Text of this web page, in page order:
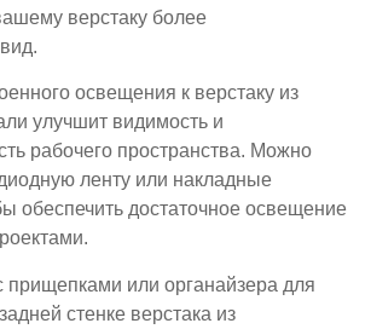
верстаку более
освещения к верстаку из
улучшит видимость и
рабочего пространства. Можно
ленту или накладные
обеспечить достаточное освещение
прищепками или органайзера для
стенке верстака из